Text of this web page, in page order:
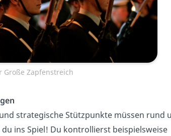
Große Zapfenstreich
strategische Stützpunkte müssen rund
ins Spiel! Du kontrollierst beispielsweise